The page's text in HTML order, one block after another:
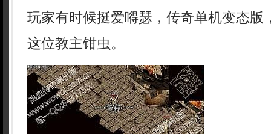
玩家有时候挺爱嘚瑟，传奇单机变态版
这位教主钳虫。